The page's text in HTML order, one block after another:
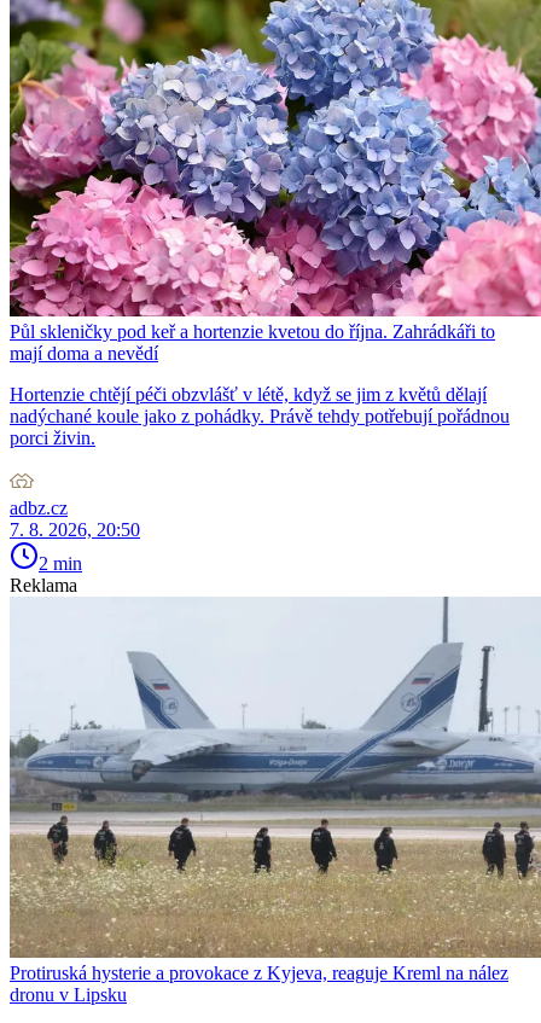
Půl skleničky pod keř a hortenzie kvetou do října. Zahrádkáři to
mají doma a nevědí
Hortenzie chtějí péči obzvlášť v létě, když se jim z květů dělají
nadýchané koule jako z pohádky. Právě tehdy potřebují pořádnou
porci živin.
adbz.cz
7. 8. 2026, 20:50
2 min
Reklama
Protiruská hysterie a provokace z Kyjeva, reaguje Kreml na nález
dronu v Lipsku